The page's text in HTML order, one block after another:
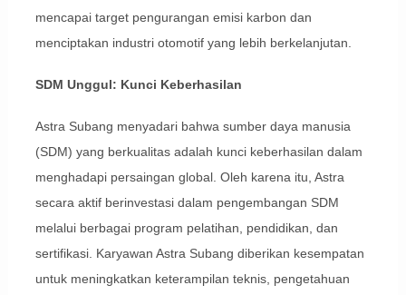
mencapai target pengurangan emisi karbon dan
menciptakan industri otomotif yang lebih berkelanjutan.
SDM Unggul: Kunci Keberhasilan
Astra Subang menyadari bahwa sumber daya manusia
(SDM) yang berkualitas adalah kunci keberhasilan dalam
menghadapi persaingan global. Oleh karena itu, Astra
secara aktif berinvestasi dalam pengembangan SDM
melalui berbagai program pelatihan, pendidikan, dan
sertifikasi. Karyawan Astra Subang diberikan kesempatan
untuk meningkatkan keterampilan teknis, pengetahuan